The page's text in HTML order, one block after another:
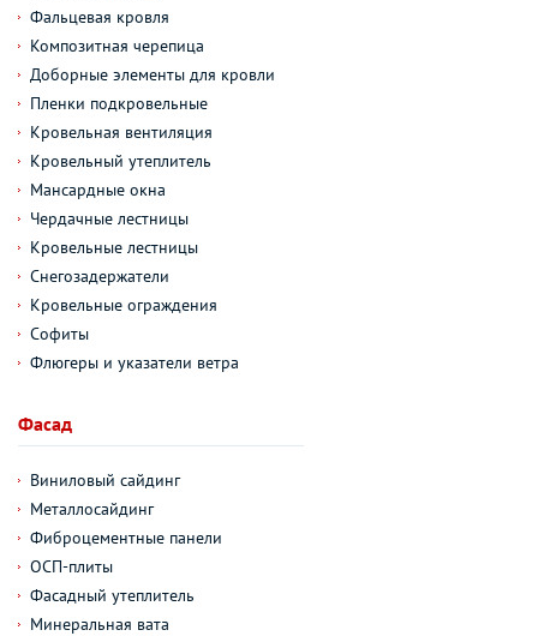
Фальцевая кровля
Композитная черепица
Доборные элементы для кровли
Пленки подкровельные
Кровельная вентиляция
Кровельный утеплитель
Мансардные окна
Чердачные лестницы
Кровельные лестницы
Снегозадержатели
Кровельные ограждения
Софиты
Флюгеры и указатели ветра
Фасад
Виниловый сайдинг
Металлосайдинг
Фиброцементные панели
ОСП-плиты
Фасадный утеплитель
Минеральная вата